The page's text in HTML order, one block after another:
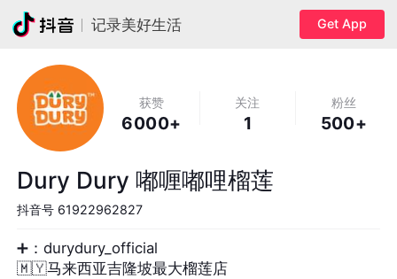
记录美好生活 Get App
获赞
6000+
关注
1
粉丝
500+
Dury Dury 嘟喱嘟哩榴莲
抖音号 61922962827
➕：durydury_official
🇲🇾马来西亚吉隆坡最大榴莲店